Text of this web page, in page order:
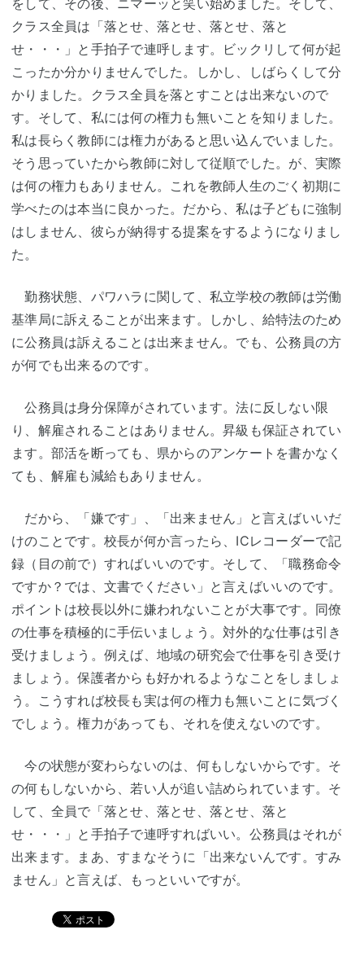
をして、その後、ニマーッと笑い始めました。そして、
クラス全員は「落とせ、落とせ、落とせ、落と
せ・・・」と手拍子で連呼します。ビックリして何が起
こったか分かりませんでした。しかし、しばらくして分
かりました。クラス全員を落とすことは出来ないので
す。そして、私には何の権力も無いことを知りました。
私は長らく教師には権力があると思い込んでいました。
そう思っていたから教師に対して従順でした。が、実際
は何の権力もありません。これを教師人生のごく初期に
学べたのは本当に良かった。だから、私は子どもに強制
はしません、彼らが納得する提案をするようになりまし
た。
勤務状態、パワハラに関して、私立学校の教師は労働
基準局に訴えることが出来ます。しかし、給特法のため
に公務員は訴えることは出来ません。でも、公務員の方
が何でも出来るのです。
公務員は身分保障がされています。法に反しない限
り、解雇されることはありません。昇級も保証されてい
ます。部活を断っても、県からのアンケートを書かなく
ても、解雇も減給もありません。
だから、「嫌です」、「出来ません」と言えばいいだ
けのことです。校長が何か言ったら、ICレコーダーで記
録（目の前で）すればいいのです。そして、「職務命令
ですか？では、文書でください」と言えばいいのです。
ポイントは校長以外に嫌われないことが大事です。同僚
の仕事を積極的に手伝いましょう。対外的な仕事は引き
受けましょう。例えば、地域の研究会で仕事を引き受け
ましょう。保護者からも好かれるようなことをしましょ
う。こうすれば校長も実は何の権力も無いことに気づく
でしょう。権力があっても、それを使えないのです。
今の状態が変わらないのは、何もしないからです。そ
の何もしないから、若い人が追い詰められています。そ
して、全員で「落とせ、落とせ、落とせ、落と
せ・・・」と手拍子で連呼すればいい。公務員はそれが
出来ます。まあ、すまなそうに「出来ないんです。すみ
ません」と言えば、もっといいですが。